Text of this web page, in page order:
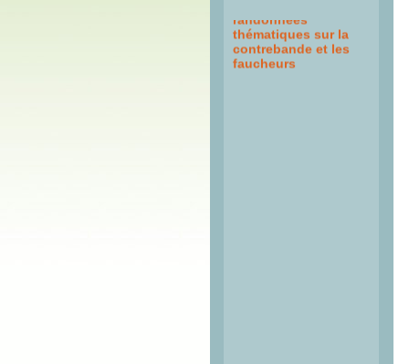
thématiques sur la
contrebande et les
faucheurs